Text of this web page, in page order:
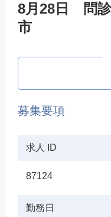
8月28日 問診
市
募集要項
求人 ID
87124
勤務日